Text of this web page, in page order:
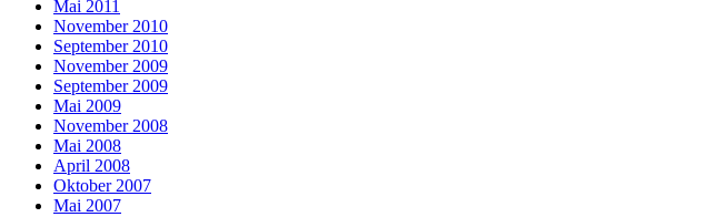
Mai 2011
November 2010
September 2010
November 2009
September 2009
Mai 2009
November 2008
Mai 2008
April 2008
Oktober 2007
Mai 2007